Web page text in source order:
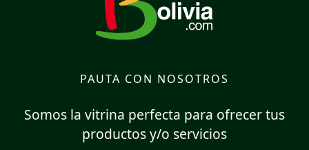
PAUTA CON NOSOTROS
Somos la vitrina perfecta para ofrecer tus
productos y/o servicios